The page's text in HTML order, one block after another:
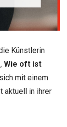
Künstlerin
Wie oft ist
mit einem
aktuell in ihrer